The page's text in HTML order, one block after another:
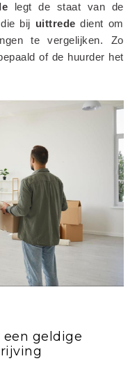
legt de staat van de
bij uittrede dient om
te vergelijken. Zo
of de huurder het
een geldige